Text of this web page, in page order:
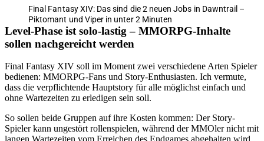
Final Fantasy XIV: Das sind die 2 neuen Jobs in Dawntrail –
Piktomant und Viper in unter 2 Minuten
Level-Phase ist solo-lastig – MMORPG-Inhalte
sollen nachgereicht werden
Final Fantasy XIV soll im Moment zwei verschiedene Arten Spieler
bedienen: MMORPG-Fans und Story-Enthusiasten. Ich vermute,
dass die verpflichtende Hauptstory für alle möglichst einfach und
ohne Wartezeiten zu erledigen sein soll.
So sollen beide Gruppen auf ihre Kosten kommen: Der Story-
Spieler kann ungestört rollenspielen, während der MMOler nicht mit